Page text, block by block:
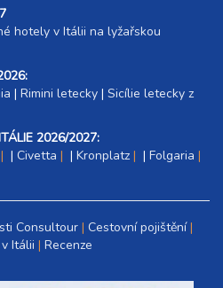
hotely v Itálii na lyžařskou
| Rimini letecky | Sicílie letecky z
2026/2027:
| Civetta | Kronplatz | Folgaria
Consultour Cestovní pojištění
Itálii Recenze